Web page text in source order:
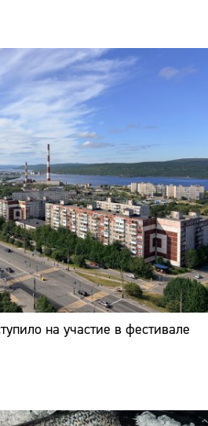
на участие в фестивале